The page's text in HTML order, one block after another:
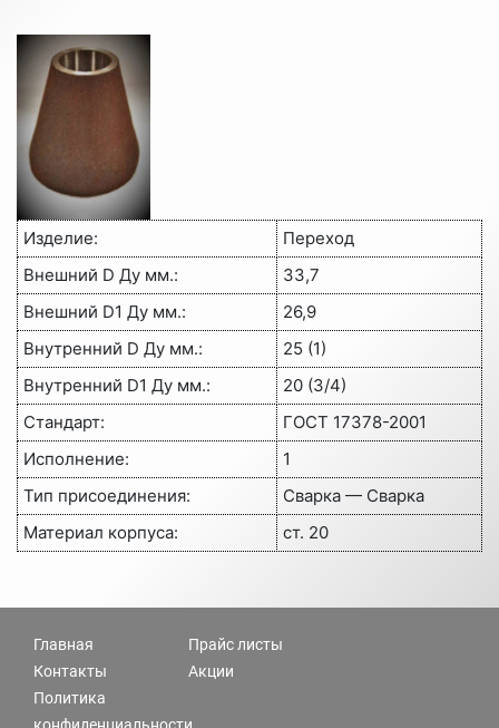
Изделие:
Переход
Внешний D Ду мм.:
33,7
Внешний D1 Ду мм.:
26,9
Внутренний D Ду мм.:
25 (1)
Внутренний D1 Ду мм.:
20 (3/4)
Стандарт:
ГОСТ 17378-2001
Исполнение:
1
Тип присоединения:
Сварка — Сварка
Материал корпуса:
ст. 20
Главная
Контакты
Политика
конфиденциальности
Прайс листы
Акции